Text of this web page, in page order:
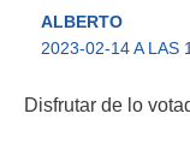
ALBERTO
2023-02-14 A LAS
Disfrutar de lo